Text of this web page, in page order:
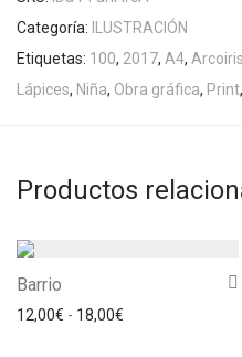
Categoría:
ILUSTRACIÓN
Etiquetas: 100, 2017, A4, Arcoiris
Lápices, Niña, Obra gráfica, Print,
Productos
Barrio
12,00€ - 18,00€ Rango de